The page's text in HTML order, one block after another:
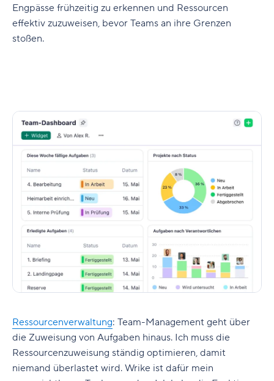
Engpässe frühzeitig zu erkennen und Ressourcen
effektiv zuzuweisen, bevor Teams an ihre Grenzen
stoßen.
Ressourcenverwaltung: Team-Management geht über
die Zuweisung von Aufgaben hinaus. Ich muss die
Ressourcenzuweisung ständig optimieren, damit
niemand überlastet wird. Wrike ist dafür mein